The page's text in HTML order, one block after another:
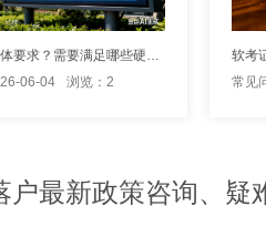
上海落户有哪些具体要求？需要满足哪些硬性条件才能申请？
06-04 浏览：2
常见
户最新政策咨询、